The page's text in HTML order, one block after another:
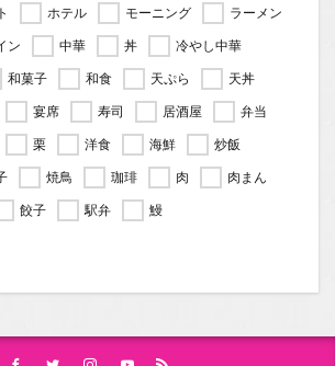
ホテル モーニング
ラーメン
ン 中華 丼
冷やし中華
和菓子 和食 天ぷら
天丼
宴席 寿司 居酒屋
弁当
栗 洋食 海鮮
炒飯
焼鳥 珈琲 肉
肉まん
餃子 駅弁 鰻